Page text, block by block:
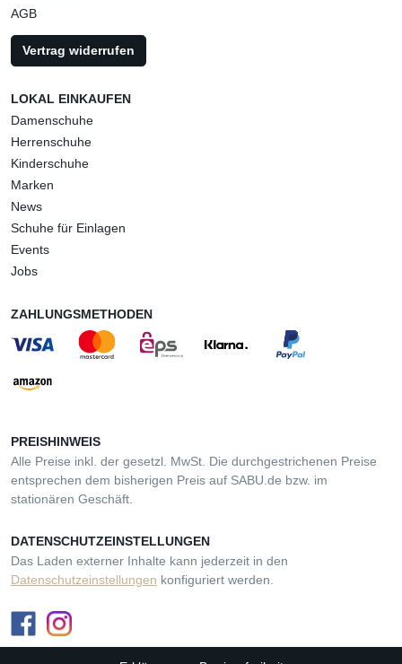
AGB
Vertrag widerrufen
LOKAL EINKAUFEN
Damenschuhe
Herrenschuhe
Kinderschuhe
Marken
News
Schuhe für Einlagen
Events
Jobs
ZAHLUNGSMETHODEN
PREISHINWEIS
Alle Preise inkl. der gesetzl. MwSt. Die durchgestrichenen Preise
entsprechen dem bisherigen Preis auf SABU.de bzw. im
stationären Geschäft.
DATENSCHUTZEINSTELLUNGEN
Das Laden externer Inhalte kann jederzeit in den
Datenschutzeinstellungen konfiguriert werden.